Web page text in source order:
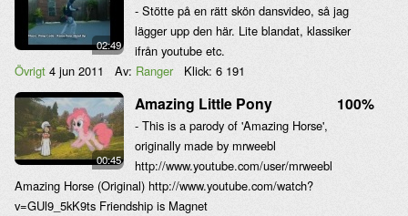
02:49
- Stötte på en rätt skön dansvideo, så jag
lägger upp den här. Lite blandat, klassiker
ifrån youtube etc.
Övrigt 4 jun 2011 Av: Ranger Klick: 6 191
00:45
Amazing Little Pony 100%
- This is a parody of 'Amazing Horse',
originally made by mrweebl
http://www.youtube.com/user/mrweebl
Amazing Horse (Original) http://www.youtube.com/watch?
v=GUl9_5kK9ts Friendship is Magnet